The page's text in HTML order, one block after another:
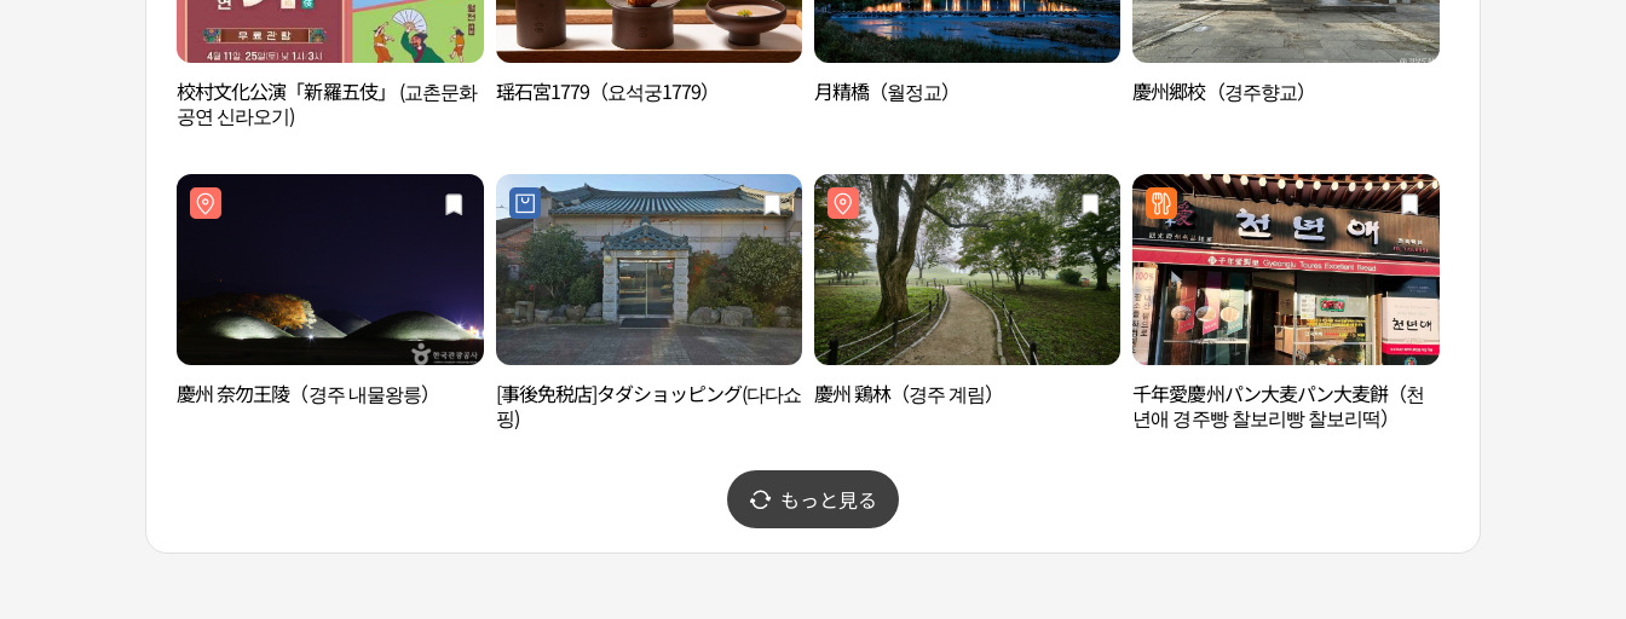
校村文化公演「新羅五伎」 (교촌문화
공연 신라오기)
瑶石宮1779（요석궁1779） 月精橋（월정교） 慶州郷校（경주향교）
慶州 奈勿王陵（경주 내물왕릉）
[事後免税店]タダショッピング(다다쇼
핑)
慶州 鶏林（경주 계림）
千年愛慶州パン大麦パン大麦餅（천
년애 경주빵 찰보리빵 찰보리떡）
もっと見る